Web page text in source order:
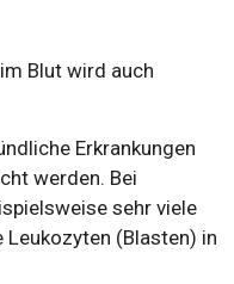
Blut wird auch
Erkrankungen
werden. Bei
sehr viele
(Blasten) in